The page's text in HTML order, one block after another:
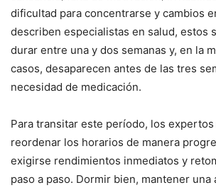
dificultad para concentrarse y cambios
describen especialistas en salud, estos
durar entre una y dos semanas y, en la
casos, desaparecen antes de las tres
necesidad de medicación.
Para transitar este período, los
reordenar los horarios de manera
exigirse rendimientos inmediatos y
paso a paso. Dormir bien, mantener una